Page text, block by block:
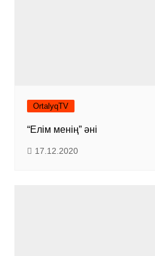
OrtalyqTV
“Елім менің” әні
17.12.2020